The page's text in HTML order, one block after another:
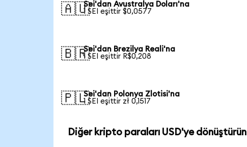
🇦🇺Sei'dan Avustralya Doları'na
1 SEI eşittir $0,0577
🇧🇷Sei'dan Brezilya Reali'na
1 SEI eşittir R$0,208
🇵🇱Sei'dan Polonya Zlotisi'na
1 SEI eşittir zł 0,1517
Diğer kripto paraları USD'ye dönüştürün